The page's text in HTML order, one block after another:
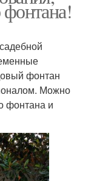
фонтана!
фонтан
Можно
фонтана и